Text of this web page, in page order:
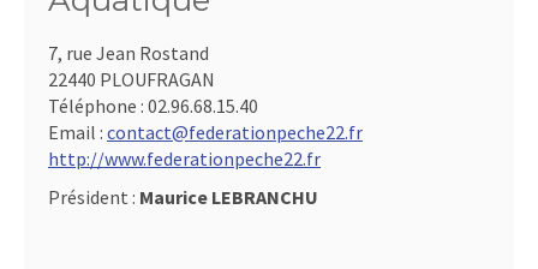
7, rue Jean Rostand
22440 PLOUFRAGAN
Téléphone : 02.96.68.15.40
Email : contact@federationpeche22.fr
http://www.federationpeche22.fr
Président : Maurice LEBRANCHU